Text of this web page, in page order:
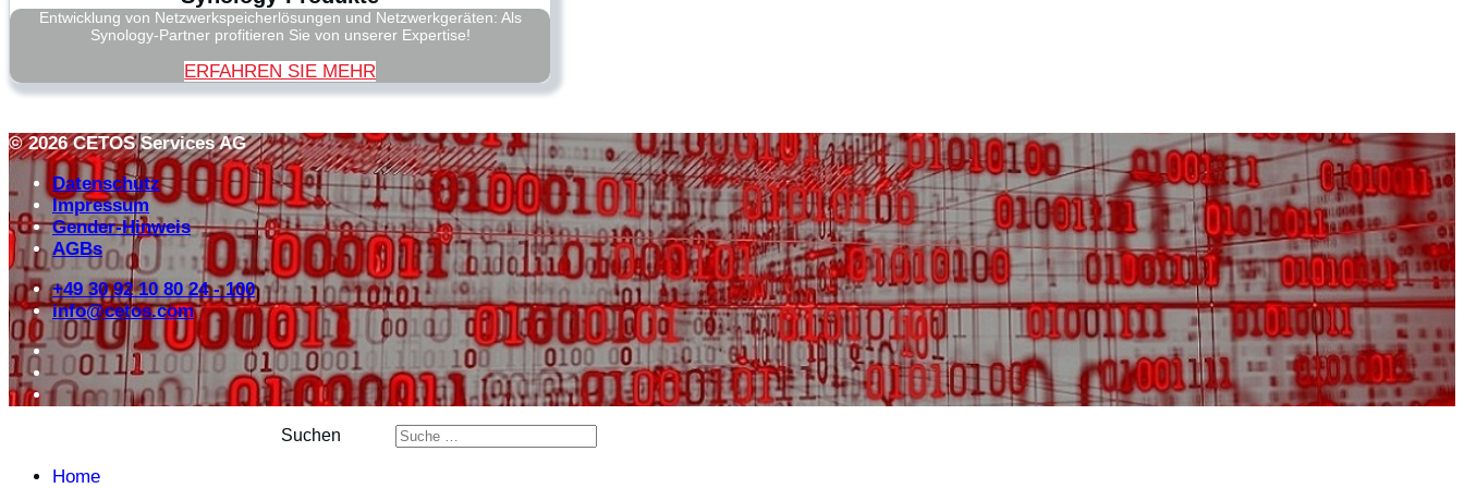
Entwicklung von Netzwerkspeicherlösungen und Netzwerkgeräten: Als
Synology-Partner profitieren Sie von unserer Expertise!
ERFAHREN SIE MEHR
© 2026 CETOS Services AG
Datenschutz
Impressum
Gender-Hinweis
AGBs
+49 30 92 10 80 24 - 100
info@cetos.com
Suchen
Home